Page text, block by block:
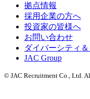
拠点情報
採用企業の方へ
投資家の皆様へ
お問い合わせ
ダイバーシティ
JAC Group
© JAC Recruitment Co., Ltd.